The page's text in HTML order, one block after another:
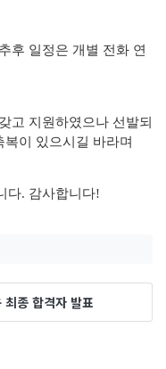
추후 일정은 개별 전화 연
고 지원하였으나 선발되
이 있으시길 바라며
다. 감사합니다!
종 합격자 발표